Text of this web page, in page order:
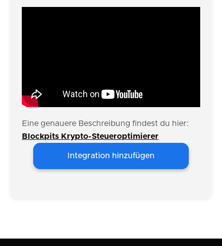
Eine genauere Beschreibung findest du hier:
Blockpits Krypto-Steueroptimierer
Integration hinzufügen